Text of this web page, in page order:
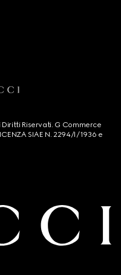
Riservati. G Commerce
SIAE N. 2294/I/1936 e